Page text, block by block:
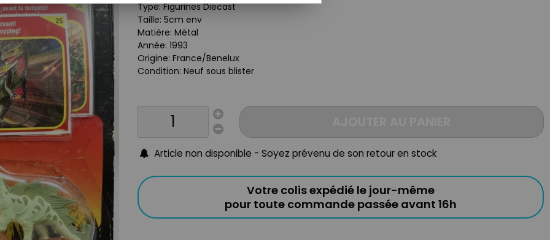
Type: Figurines Diecast
Taille: 5cm env
Matière: Métal
Année: 1993
Origine: France/Benelux
Condition: Neuf sous blister
Article non disponible - Soyez prévenu de son retour en stock
Votre colis expédié le jour-même
pour toute commande passée avant 16h